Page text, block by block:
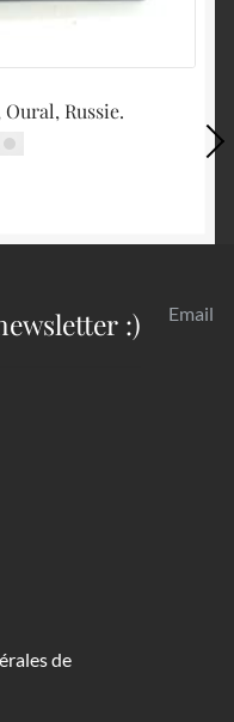
Russie.
:) Email
de